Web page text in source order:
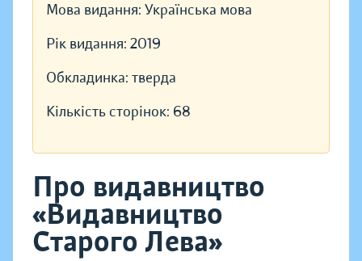
Мова видання: Українська мова
Рік видання: 2019
Обкладинка: тверда
Кількість сторінок: 68
Про видавництво
«Видавництво
Старого Лева»